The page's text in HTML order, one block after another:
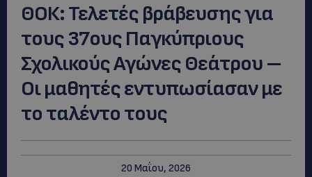
ΘΟΚ: Τελετές βράβευσης για
τους 37ους Παγκύπριους
Σχολικούς Αγώνες Θεάτρου –
Οι μαθητές εντυπωσίασαν με
το ταλέντο τους
20 Μαΐου, 2026